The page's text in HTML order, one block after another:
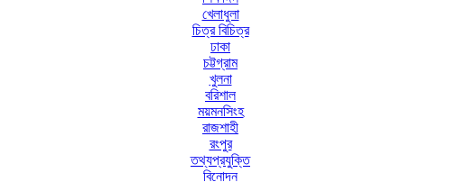
খেলাধুলা
চিত্র বিচিত্র
ঢাকা
চট্টগ্রাম
খুলনা
বরিশাল
ময়মনসিংহ
রাজশাহী
রংপুর
তথ্যপ্রযুক্তি
বিনোদন